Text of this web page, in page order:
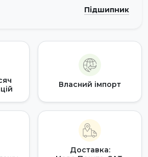
Підшипник
Власний імпорт
Доставка: